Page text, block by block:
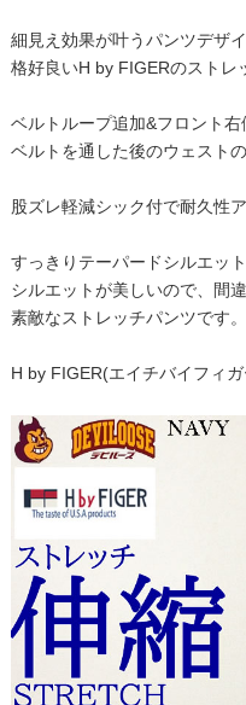
細見え効果が叶うパンツデザ
格好良いH by FIGERのストレ
ベルトループ追加&フロント
ベルトを通した後のウェスト
股ズレ軽減シック付で耐久性ア
すっきりテーパードシルエッ
シルエットが美しいので、間
素敵なストレッチパンツです。
H by FIGER(エイチバイフィ